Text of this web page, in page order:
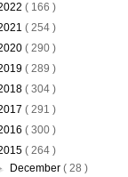
( 166 )
( 254 )
( 290 )
( 289 )
( 304 )
( 291 )
( 300 )
( 264 )
December ( 28 )